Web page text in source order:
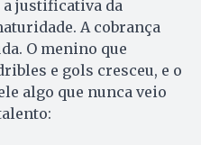
a justificativa da
A cobrança
O menino que
e gols cresceu, e o
algo que nunca veio